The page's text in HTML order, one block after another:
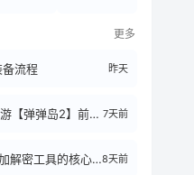
更多
流程 昨天
Q萌策略弹射手游【弹弹岛2】前后端全套源码+搭建教程 7天前
弹弹岛2客户端加解密工具的核心逻辑8天前